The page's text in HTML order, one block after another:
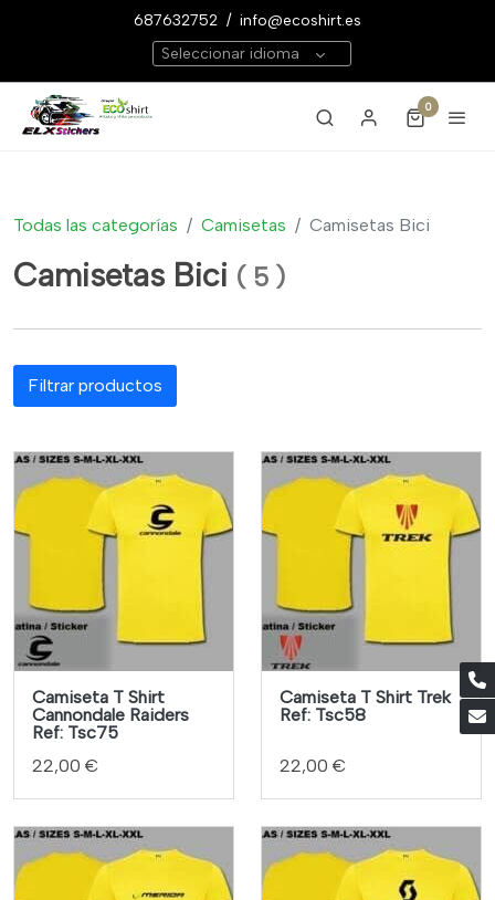
687632752 / info@ecoshirt.es
Seleccionar idioma
0
Todas las categorías Camisetas Camisetas Bici
Camisetas Bici ( 5 )
Filtrar productos
Camiseta T Shirt
Cannondale Raiders
Ref: Tsc75
22,00 €
Camiseta T Shirt Trek
Ref: Tsc58
22,00 €